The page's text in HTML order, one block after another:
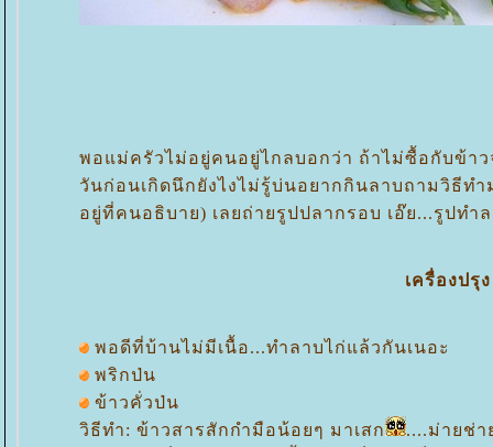
พอแม่ครัวไม่อยู่คนอยู่ไกลบอกว่า ถ้าไม่ซื้อกับข้าว
วันก่อนเกิดนึกยังไงไม่รู้บ่นอยากกินลาบถามวิธีท
อยู่ที่คนอธิบาย) เลยถ่ายรูปปลากรอบ เอ๊ย...รูปท
เครื่องปรุง
พอดีที่บ้านไม่มีเนื้อ...ทำลาบไก่แล้วกันเนอะ
พริกป่น
ข้าวคั่วป่น
วิธีทำ: ข้าวสารสักกำมือน้อยๆ มาเสก
....ม่ายช่า